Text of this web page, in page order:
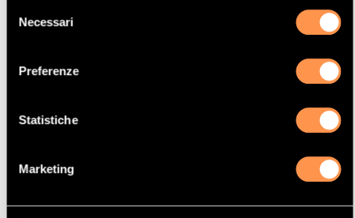
delNecessari
Preferenze
Statistiche
Marketing
Versione
Motor code